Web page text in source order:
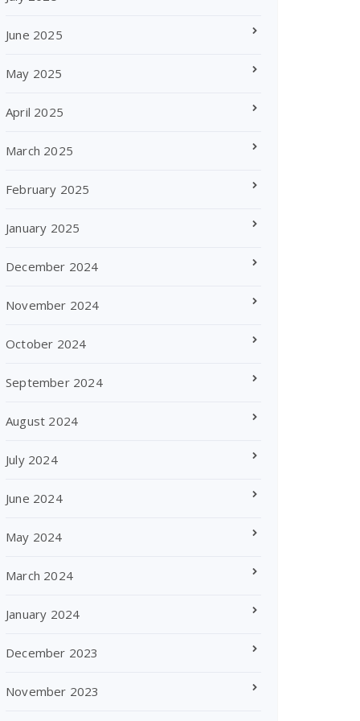
June 2025
May 2025
April 2025
March 2025
February 2025
January 2025
December 2024
November 2024
October 2024
September 2024
August 2024
July 2024
June 2024
May 2024
March 2024
January 2024
December 2023
November 2023